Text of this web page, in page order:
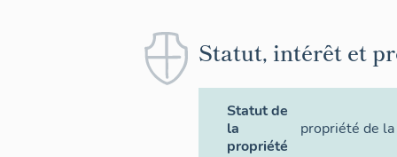
Statut, intérêt et
Statut de
la
propriété
propriété de